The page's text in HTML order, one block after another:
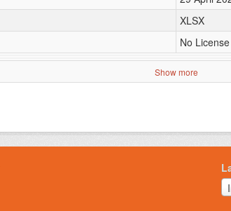
XLSX
No
Show more